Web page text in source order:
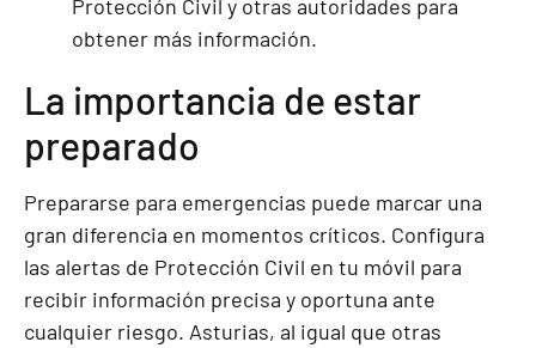
Protección Civil y otras autoridades para
obtener más información.
La importancia de estar
preparado
Prepararse para emergencias puede marcar una
gran diferencia en momentos críticos. Configura
las alertas de Protección Civil en tu móvil para
recibir información precisa y oportuna ante
cualquier riesgo. Asturias, al igual que otras